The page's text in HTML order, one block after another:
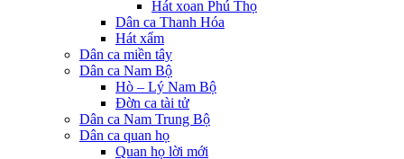
Hát xoan Phú Thọ
Dân ca Thanh Hóa
Hát xẩm
Dân ca miền tây
Dân ca Nam Bộ
Hò – Lý Nam Bộ
Đờn ca tài tử
Dân ca Nam Trung Bộ
Dân ca quan họ
Quan họ lời mới